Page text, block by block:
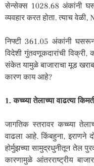
सेन्सेक्स 1028.68 अंकांनी
व्यवहार करत होता. त्याच
निफ्टी 361.05 अंकांनी
विदेशी गुंतवणूकदारांची विक्री,
संकेत यामुळे बाजाराचा मूड
कारण काय आहे?
1. कच्च्या तेलाच्या वाढत्या
जागतिक स्तरावर कच्च्या
वाढला आहे. किंबहुना, इराणने
होर्मुझच्या सामुद्रधुनीतून तेल
कारणामुळे आंतरराष्ट्रीय